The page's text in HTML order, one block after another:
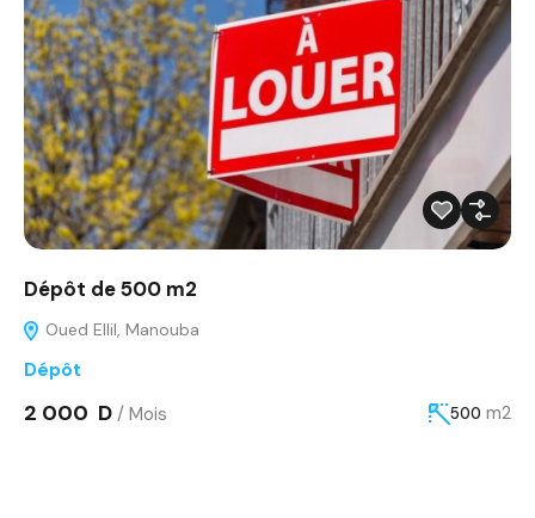
Dépôt de 500 m2
Oued Ellil, Manouba
Dépôt
2 000 D / Mois 500 m2